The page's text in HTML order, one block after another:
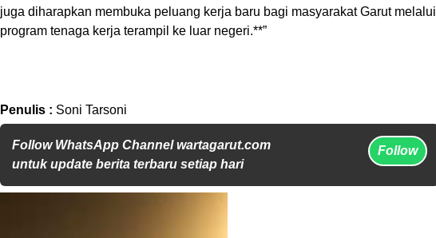
juga diharapkan membuka peluang kerja baru bagi masyarakat Garut melalui
program tenaga kerja terampil ke luar negeri.**”
Penulis : Soni Tarsoni
Follow WhatsApp Channel wartagarut.com
untuk update berita terbaru setiap hari
Follow